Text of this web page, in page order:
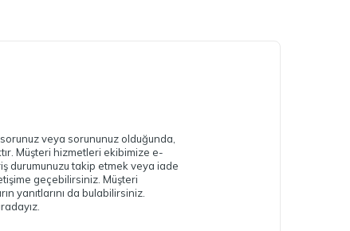
veya sorununuz olduğunda,
Müşteri hizmetleri ekibimize e-
durumunuzu takip etmek veya iade
geçebilirsiniz. Müşteri
yanıtlarını da bulabilirsiniz.